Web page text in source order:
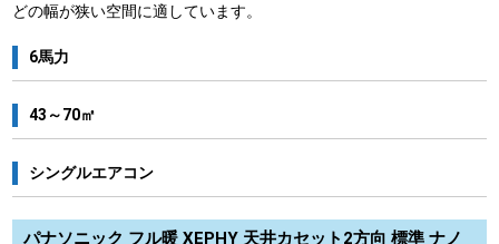
どの幅が狭い空間に適しています。
6馬力
43～70㎡
シングルエアコン
パナソニック フル暖 XEPHY 天井カセット2方向 標準 ナノ